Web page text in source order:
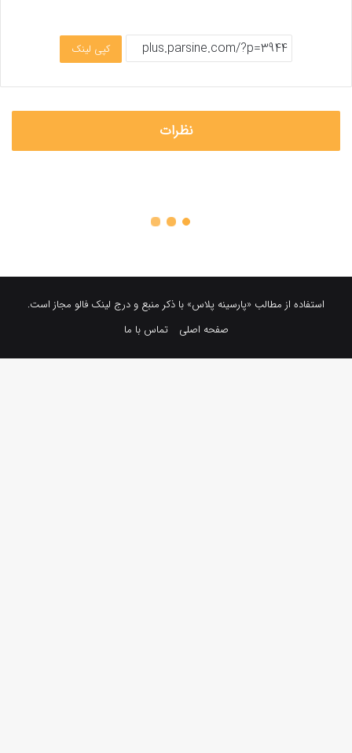
کپی لینک
نظرات
استفاده از مطالب «پارسینه پلاس» با ذکر منبع و درج لینک فالو مجاز است.
صفحه اصلی
تماس با ما